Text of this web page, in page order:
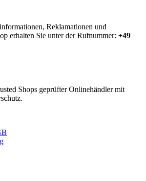
Reklamationen und
erhalten Sie unter der Rufnummer: +49
Shops geprüfter Onlinehändler mit